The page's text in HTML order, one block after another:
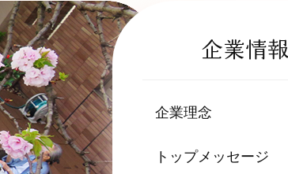
企業情報
企業理念
トップメッセージ